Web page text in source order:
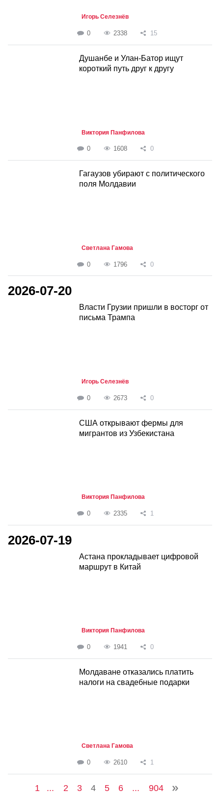
Игорь Селезнёв
0 2338 15
Душанбе и Улан-Батор ищут
короткий путь друг к другу
Виктория Панфилова
0 1608 0
Гагаузов убирают с политического
поля Молдавии
Светлана Гамова
0 1796 0
2026-07-20
Власти Грузии пришли в восторг от
письма Трампа
Игорь Селезнёв
0 2673 0
США открывают фермы для
мигрантов из Узбекистана
Виктория Панфилова
0 2335 1
2026-07-19
Астана прокладывает цифровой
маршрут в Китай
Виктория Панфилова
0 1941 0
Молдаване отказались платить
налоги на свадебные подарки
Светлана Гамова
0 2610 1
1 ... 2 3 4 5 6 ... 904